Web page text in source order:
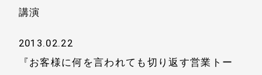
講演
2013.02.22
『お客様に何を言われても切り返す営業トー